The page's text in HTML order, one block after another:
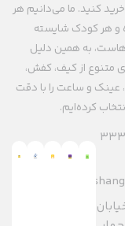
کنید. ما می‌دانیم هر
و هر کودک شایسته
به همین دلیل
متنوع از کیف، کفش،
عینک و ساعت را با دقت
کرده‌ایم.
2535